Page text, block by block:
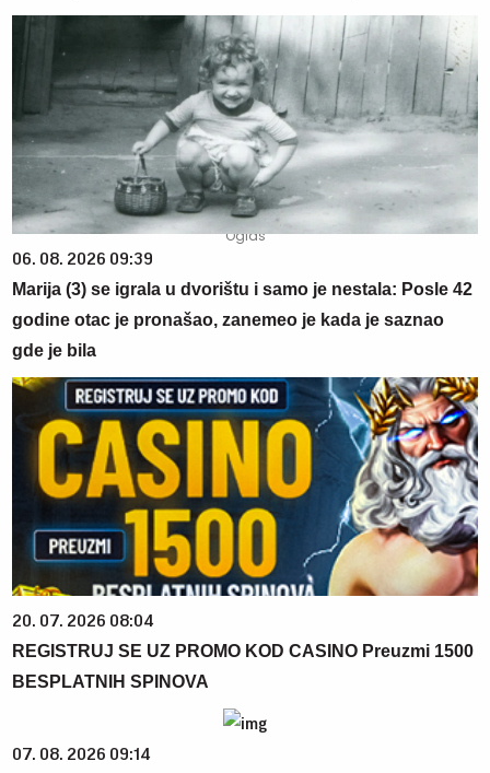
06. 08. 2026 09:39
Marija (3) se igrala u dvorištu i samo je nestala: Posle 42
godine otac je pronašao, zanemeo je kada je saznao
gde je bila
20. 07. 2026 08:04
REGISTRUJ SE UZ PROMO KOD CASINO Preuzmi 1500
BESPLATNIH SPINOVA
07. 08. 2026 09:14